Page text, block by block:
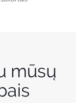
mūsų